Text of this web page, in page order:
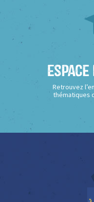
Retrouvez
thématiques